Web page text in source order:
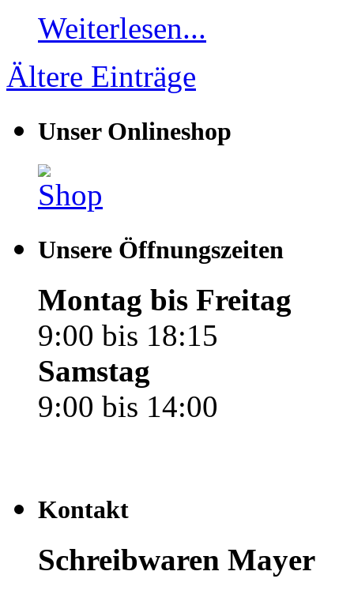
Weiterlesen...
Ältere Einträge
Unser Onlineshop
Unsere Öffnungszeiten
Montag bis Freitag
9:00 bis 18:15
Samstag
9:00 bis 14:00
Kontakt
Schreibwaren Mayer